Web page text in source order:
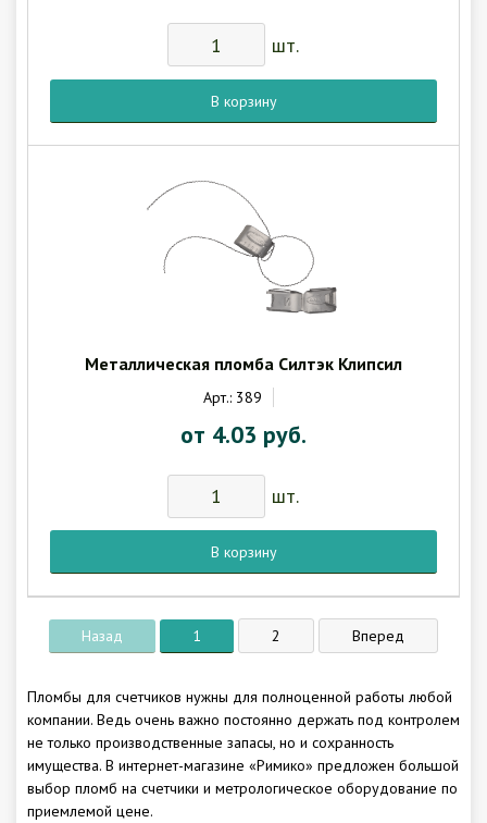
шт.
В корзину
Металлическая пломба Силтэк Клипсил
Арт.: 389
от 4.03 руб.
шт.
В корзину
Назад 1 2 Вперед
Пломбы для счетчиков нужны для полноценной работы любой
компании. Ведь очень важно постоянно держать под контролем
не только производственные запасы, но и сохранность
имущества. В интернет-магазине «Римико» предложен большой
выбор пломб на счетчики и метрологическое оборудование по
приемлемой цене.